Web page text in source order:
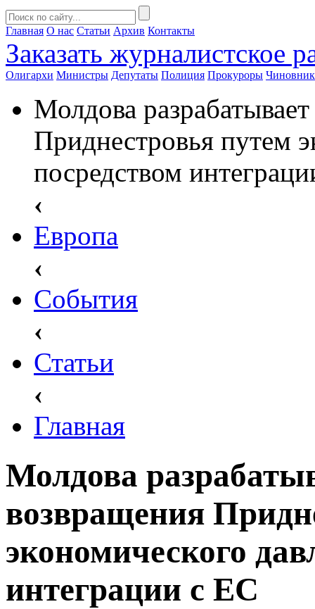
Главная О нас Статьи Архив Контакты
Заказать журналистское
Олигархи Министры Депутаты Полиция Прокуроры
Молдова
Приднестровья путем
посредством
‹
Европа
‹
События
‹
Статьи
‹
Главная
Молдова
возвращения
экономического
интеграции с ЕС